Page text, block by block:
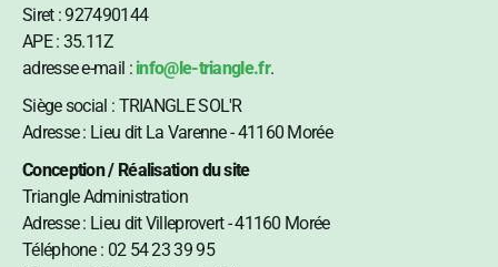
Siret : ‎927490144
APE : 35.11Z
adresse e-mail : info@le-triangle.fr.
Siège social : TRIANGLE SOL'R
Adresse : Lieu dit La Varenne - 41160 Morée
Conception / Réalisation du site
Triangle Administration
Adresse : Lieu dit Villeprovert - 41160 Morée
Téléphone : 02 54 23 39 95